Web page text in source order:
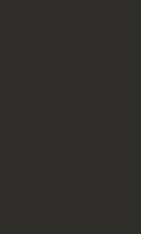
men om at
der kan